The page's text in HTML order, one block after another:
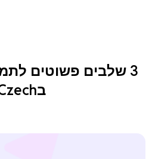
3 שלבים פשוטים
בCzech